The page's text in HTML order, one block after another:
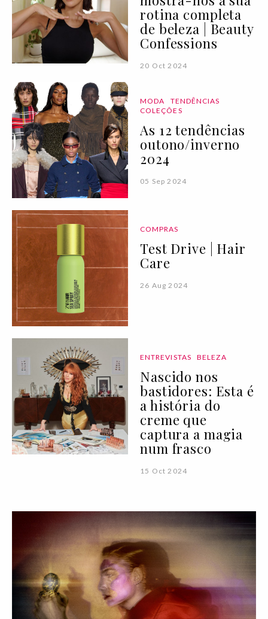
rotina completa
de beleza | Beauty
Confessions
20 Oct 2024
MODA
TENDÊNCIAS
COLEÇÕES
As 12 tendências
outono/inverno
2024
05 Sep 2024
COMPRAS
Test Drive | Hair
Care
26 Aug 2024
ENTREVISTAS BELEZA
Nascido nos
bastidores: Esta é
a história do
creme que
captura a magia
num frasco
15 Oct 2024